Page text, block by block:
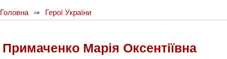
Головна Герої України
Примаченко Марія Оксентіївна